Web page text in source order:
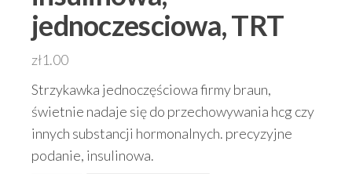
jednoczesciowa, TRT
zł1.00
Strzykawka jednoczęściowa firmy braun,
świetnie nadaje się do przechowywania hcg czy
innych substancji hormonalnych. precyzyjne
podanie, insulinowa.